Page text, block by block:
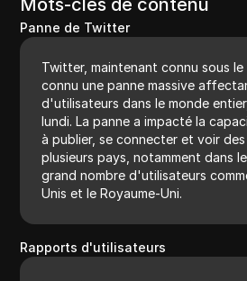
Panne de Twitter
Twitter, maintenant connu sous
connu une panne massive
d'utilisateurs dans le monde
lundi. La panne a impacté la
à publier, se connecter et voir
plusieurs pays, notamment dans
grand nombre d'utilisateurs
Unis et le Royaume-Uni.
Rapports d'utilisateurs